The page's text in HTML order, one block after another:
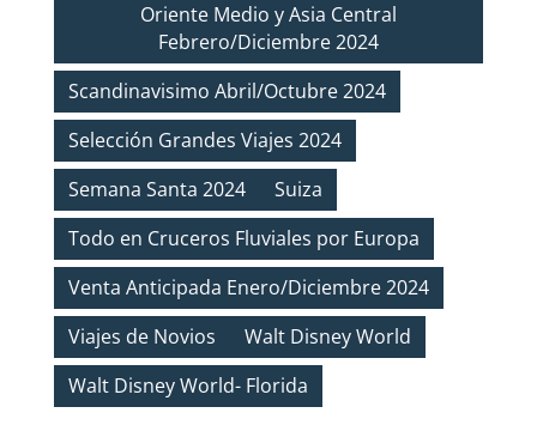
Oriente Medio y Asia Central
Febrero/Diciembre 2024
Scandinavisimo Abril/Octubre 2024
Selección Grandes Viajes 2024
Semana Santa 2024
Suiza
Todo en Cruceros Fluviales por Europa
Venta Anticipada Enero/Diciembre 2024
Viajes de Novios
Walt Disney World
Walt Disney World- Florida